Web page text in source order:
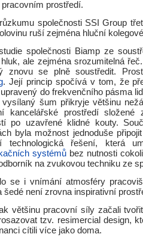
pracovním prostředí.
společnosti SSI Group
ruší zejména hluční
společnosti Biamp ze
ale zejména srozumitelná
znovu se plně soustředit.
. Její princip spočívá v tom, že
do frekvenčního pásma
vysílaný šum přikryje většinu
kancelářské prostředí
po uzavřené klidné kouty.
byla možnost jednoduše
technologická řešení, která
systémů bez nutnosti
na zvukovou techniku ze
se i vnímání atmosféry
šedé není zrovna inspirativní
většinu pracovní síly začali
tzv. resimercial design,
cítili více jako doma.